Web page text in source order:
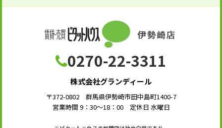
0270-22-3311
株式会社グランディール
〒372-0802 群馬県伊勢崎市田中島町1400-7
営業時間 9：30～18：00 定休日 水曜日